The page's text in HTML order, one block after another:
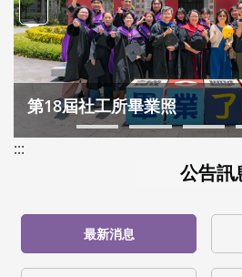
第18屆社工所畢業照
Previous
:::
公告訊
最新消息